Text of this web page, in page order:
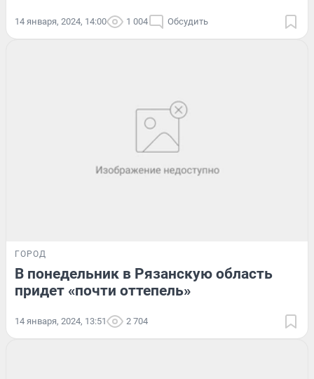
14 января, 2024, 14:00 1 004 Обсудить
ГОРОД
В понедельник в Рязанскую область
придет «почти оттепель»
14 января, 2024, 13:51 2 704